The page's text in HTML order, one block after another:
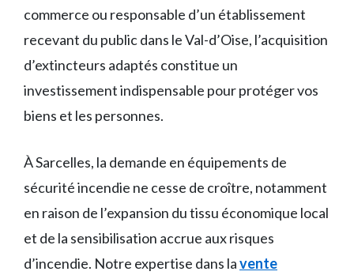
commerce ou responsable d’un établissement
recevant du public dans le Val-d’Oise, l’acquisition
d’extincteurs adaptés constitue un
investissement indispensable pour protéger vos
biens et les personnes.
À Sarcelles, la demande en équipements de
sécurité incendie ne cesse de croître, notamment
en raison de l’expansion du tissu économique local
et de la sensibilisation accrue aux risques
d’incendie. Notre expertise dans lavente